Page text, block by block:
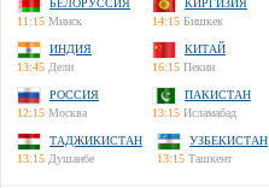
БЕЛОРУССИЯ
11:15 Минск
КИРГИЗИЯ
14:15 Бишкек
ИНДИЯ
13:45 Дели
КИТАЙ
16:15 Пекин
РОССИЯ
12:15 Москва
ПАКИСТАН
13:15 Исламабад
ТАДЖИКИСТАН
13:15 Душанбе
УЗБЕКИСТАН
13:15 Ташкент